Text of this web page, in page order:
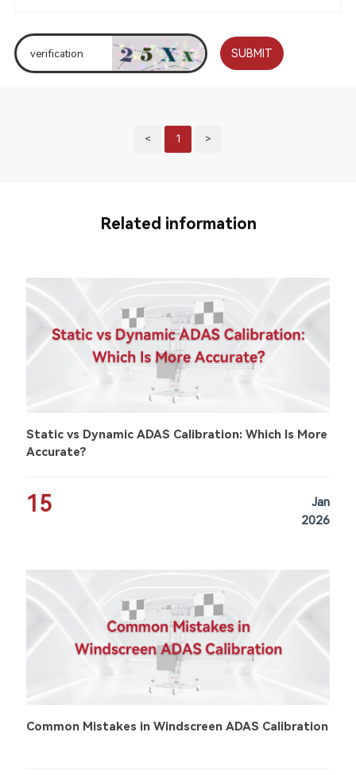
SUBMIT
< 1 >
Related information
Static vs Dynamic ADAS Calibration: Which Is More
Accurate?
15
Jan
2026
Common Mistakes in Windscreen ADAS Calibration